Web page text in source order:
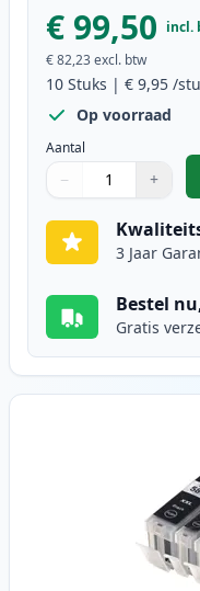
€ 99,50 incl.
€ 82,23excl. btw
10 Stuks | € 9,95 /
Op voorraad
Aantal
Gebruik de
− +
1
3 Jaar
Bestel
Gratis